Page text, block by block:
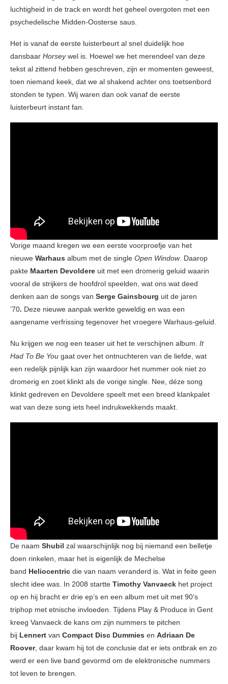
luchtigheid in de track en wordt het geheel overgoten met een
psychedelische Midden-Oosterse saus.
Het is vanaf de eerste luisterbeurt al snel duidelijk hoe
dansbaar Horseywel is. Hoewel we het merendeel van deze
tekst al zittend hebben geschreven, zijn er momenten geweest,
toen niemand keek, dat we al shakend achter ons toetsenbord
stonden te typen. Wij waren dan ook vanaf de eerste
luisterbeurt instant fan.
Vorige maand kregen we een eerste voorproefje van het
nieuwe Warhaus album met de single Open Window. Daarop
pakte Maarten Devoldere uit met een dromerig geluid waarin
vooral de strijkers de hoofdrol speelden, wat ons wat deed
denken aan de songs van Serge Gainsbourg uit de jaren
’70. Deze nieuwe aanpak werkte geweldig en was een
aangename verfrissing tegenover het vroegere Warhaus-geluid.
Nu krijgen we nog een teaser uit het te verschijnen album. It
Had To Be You gaat over het ontnuchteren van de liefde, wat
een redelijk pijnlijk kan zijn waardoor het nummer ook niet zo
dromerig en zoet klinkt als de vorige single. Nee, déze song
klinkt gedreven en Devoldere speelt met een breed klankpalet
wat van deze song iets heel indrukwekkends maakt.
De naam Shubil zal waarschijnlijk nog bij niemand een belletje
doen rinkelen, maar het is eigenlijk de Mechelse
band Heliocentric die van naam veranderd is. Wat in feite geen
slecht idee was. In 2008 startte Timothy Vanvaeck het project
op en hij bracht er drie ep’s en een album met uit met 90’s
triphop met etnische invloeden. Tijdens Play & Produce in Gent
kreeg Vanvaeck de kans om zijn nummers te pitchen
bij Lennert van Compact Disc Dummies en Adriaan De
Roover, daar kwam hij tot de conclusie dat er iets ontbrak en zo
werd er een live band gevormd om de elektronische nummers
tot leven te brengen.